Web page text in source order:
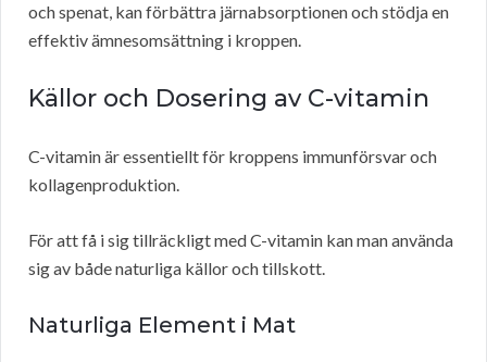
och spenat, kan förbättra järnabsorptionen och stödja en
effektiv ämnesomsättning i kroppen.
Källor och Dosering av C-vitamin
C-vitamin är essentiellt för kroppens immunförsvar och
kollagenproduktion.
För att få i sig tillräckligt med C-vitamin kan man använda
sig av både naturliga källor och tillskott.
Naturliga Element i Mat